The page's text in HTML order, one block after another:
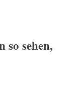
so sehen,